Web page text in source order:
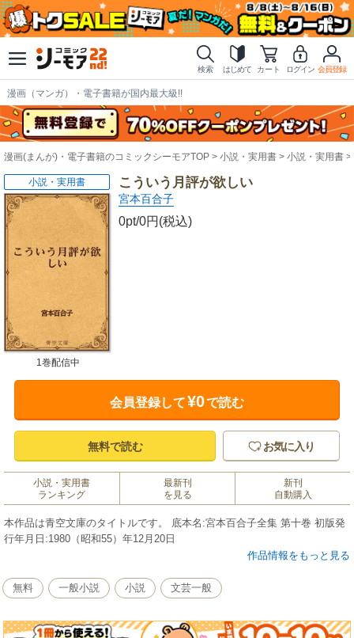
検索 はじめて カート ログイン 会員登録
漫画（マンガ）・電子書籍が国内最大級!!
漫画(まんが)・電子書籍のコミックシーモアTOP 小説・実用書 小説・実用書
こういう月評が欲しい
宮本百合子
0pt/0円(税込)
小説・実用書
1巻配信中
会員登録して¥0で読む
無料で読む お気に入り
小説・実用書
ランキング
最新刊
を見る
新刊
自動購入
本作品は青空文庫のタイトルです。 底本名:宮本百合子全集 第十巻 初版発
行年月日:1980（昭和55）年12月20日
作品情報をもっと見る
無料 一般小説 小説 文芸一般